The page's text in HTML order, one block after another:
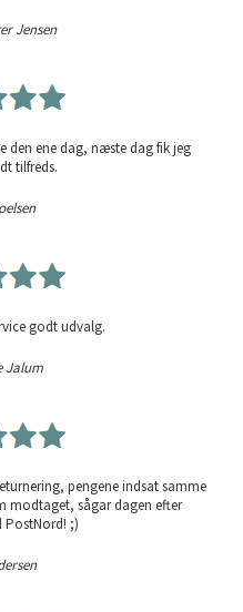
Jensen
den ene dag, næste dag fik jeg
tilfreds.
godt udvalg.
Jalum
pengene indsat samme
modtaget, sågar dagen efter
PostNord! ;)